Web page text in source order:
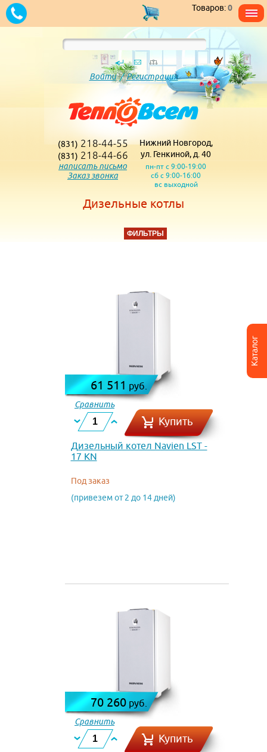
Каталог
Товаров:0
Войти/Регистрация
(831) 218-44-55
(831) 218-44-66
написать письмо
Заказ звонка
Нижний Новгород,
ул. Генкиной, д. 40
пн-пт с 9:00-19:00
сб с 9:00-16:00
вс выходной
Дизельные котлы
ФИЛЬТРЫ
61 511 руб.
Сравнить
Купить
Дизельный котел Navien LST -
17 KN
Под заказ
(привезем от 2 до 14 дней)
70 260руб.
Сравнить
Купить